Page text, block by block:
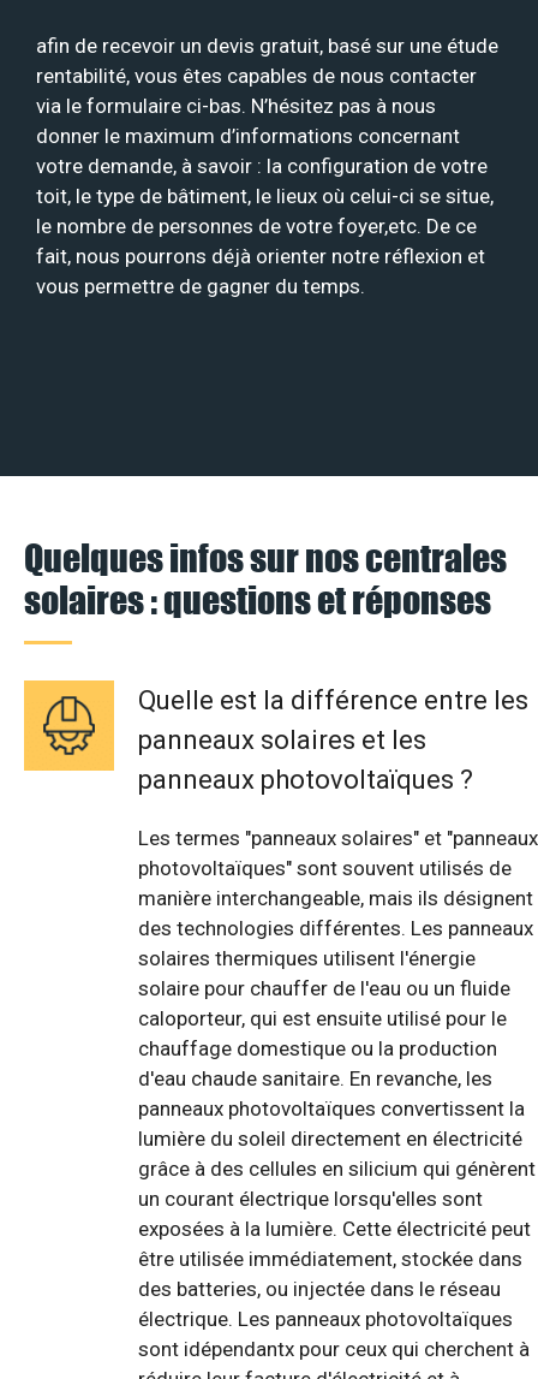
afin de recevoir un devis gratuit, basé sur une étude
rentabilité, vous êtes capables de nous contacter
via le formulaire ci-bas. N’hésitez pas à nous
donner le maximum d’informations concernant
votre demande, à savoir : la configuration de votre
toit, le type de bâtiment, le lieux où celui-ci se situe,
le nombre de personnes de votre foyer,etc. De ce
fait, nous pourrons déjà orienter notre réflexion et
vous permettre de gagner du temps.
Quelques infos sur nos centrales
solaires : questions et réponses
Quelle est la différence entre les
panneaux solaires et les
panneaux photovoltaïques ?
Les termes "panneaux solaires" et "panneaux
photovoltaïques" sont souvent utilisés de
manière interchangeable, mais ils désignent
des technologies différentes. Les panneaux
solaires thermiques utilisent l'énergie
solaire pour chauffer de l'eau ou un fluide
caloporteur, qui est ensuite utilisé pour le
chauffage domestique ou la production
d'eau chaude sanitaire. En revanche, les
panneaux photovoltaïques convertissent la
lumière du soleil directement en électricité
grâce à des cellules en silicium qui génèrent
un courant électrique lorsqu'elles sont
exposées à la lumière. Cette électricité peut
être utilisée immédiatement, stockée dans
des batteries, ou injectée dans le réseau
électrique. Les panneaux photovoltaïques
sont idépendantx pour ceux qui cherchent à